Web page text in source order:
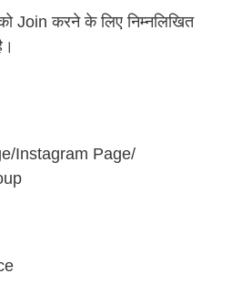
Join करने के लिए निम्नलिखित
Instagram Page/